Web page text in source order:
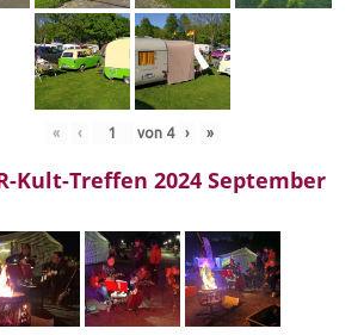
« ‹ von 4 › »
Kult-Treffen 2024 September